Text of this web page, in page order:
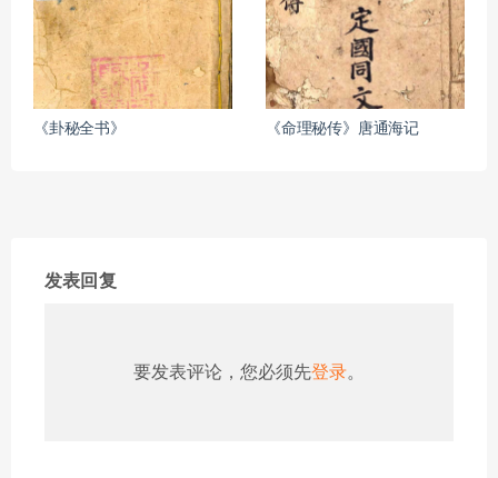
《卦秘全书》 《命理秘传》唐通海记
发表回复
要发表评论，您必须先登录。